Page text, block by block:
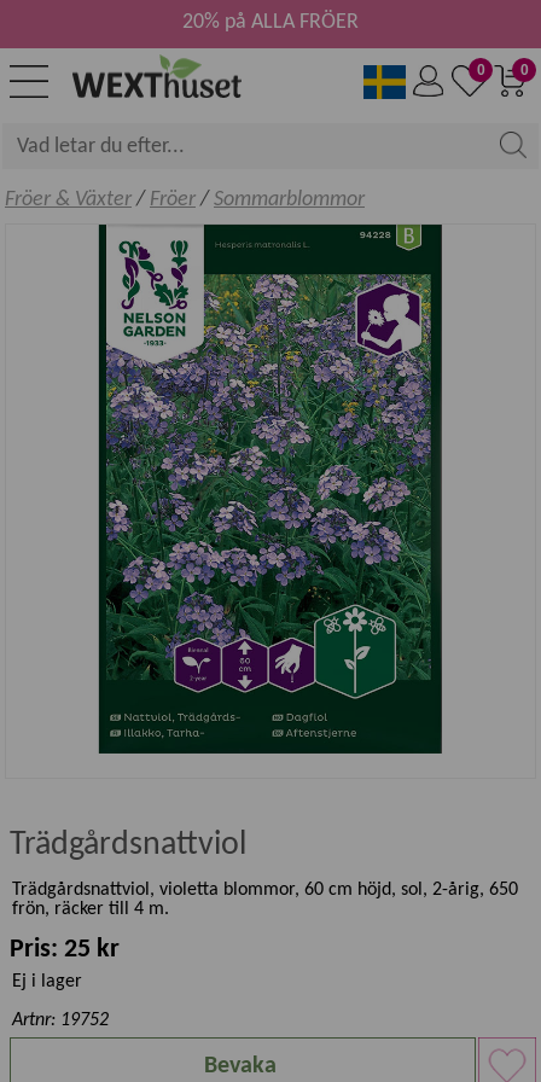
0
0
20% på ALLA FRÖER
Fröer & Växter/ Fröer/ Sommarblommor
Trädgårdsnattviol
Trädgårdsnattviol, violetta blommor, 60 cm höjd, sol, 2-årig, 650
frön, räcker till 4 m.
Pris: 25 kr
Ej i lager
Artnr: 19752
Bevaka